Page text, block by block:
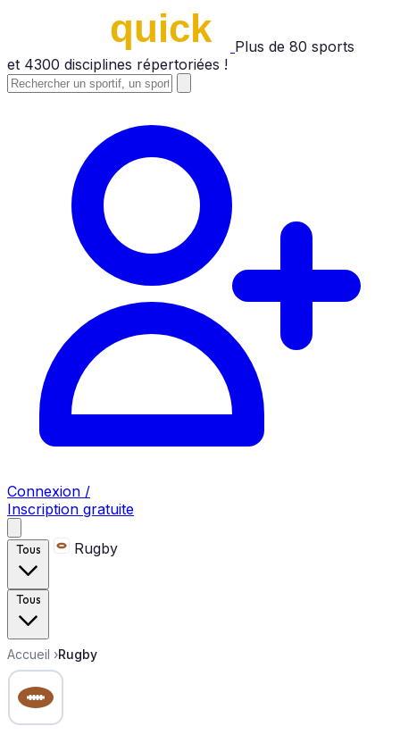
Plus de 80 sports
et 4300 disciplines répertoriées !
Connexion /
Inscription gratuite
Tous Rugby
Tous
Accueil ›Rugby